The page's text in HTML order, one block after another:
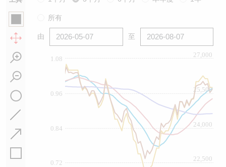
所有
由 至
0.72
0.84
0.96
1.08
24,000
27,000
22,500
25,500